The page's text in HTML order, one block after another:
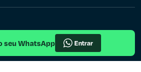
seu WhatsApp Entrar